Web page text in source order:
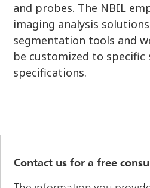
and probes. The NBIL
imaging analysis
segmentation tools and
be customized to specific
specifications.